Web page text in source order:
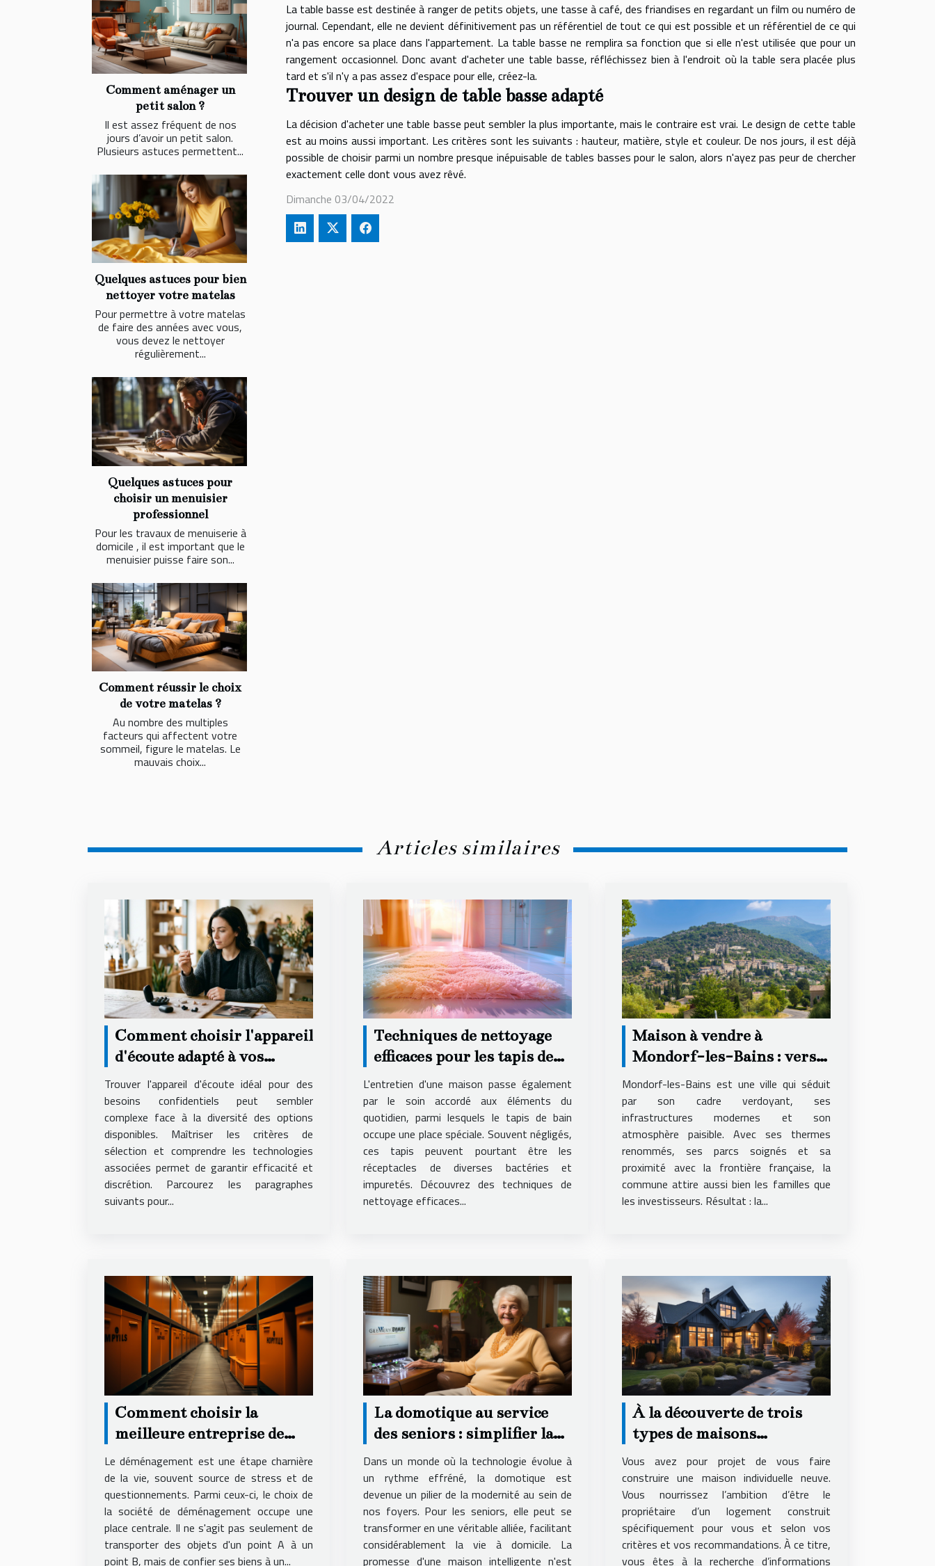
Comment aménager un
petit salon ?
Il est assez fréquent de nos
jours d’avoir un petit salon.
Plusieurs astuces permettent...
Quelques astuces pour bien
nettoyer votre matelas
Pour permettre à votre matelas
de faire des années avec vous,
vous devez le nettoyer
régulièrement...
Quelques astuces pour
choisir un menuisier
professionnel
Pour les travaux de menuiserie à
domicile , il est important que le
menuisier puisse faire son...
Comment réussir le choix
de votre matelas ?
Au nombre des multiples
facteurs qui affectent votre
sommeil, figure le matelas. Le
mauvais choix...
La table basse est destinée à ranger de petits objets, une tasse à café, des friandises en regardant un film ou numéro de
journal. Cependant, elle ne devient définitivement pas un référentiel de tout ce qui est possible et un référentiel de ce qui
n'a pas encore sa place dans l'appartement. La table basse ne remplira sa fonction que si elle n'est utilisée que pour un
rangement occasionnel. Donc avant d'acheter une table basse, réfléchissez bien à l'endroit où la table sera placée plus
tard et s'il n'y a pas assez d'espace pour elle, créez-la.
Trouver un design de table basse adapté
La décision d'acheter une table basse peut sembler la plus importante, mais le contraire est vrai. Le design de cette table
est au moins aussi important. Les critères sont les suivants : hauteur, matière, style et couleur. De nos jours, il est déjà
possible de choisir parmi un nombre presque inépuisable de tables basses pour le salon, alors n'ayez pas peur de chercher
exactement celle dont vous avez rêvé.
Dimanche 03/04/2022
Articles similaires
Comment choisir l'appareil
d'écoute adapté à vos
besoins secrets ?
Trouver l'appareil d'écoute idéal pour des
besoins confidentiels peut sembler
complexe face à la diversité des options
disponibles. Maîtriser les critères de
sélection et comprendre les technologies
associées permet de garantir efficacité et
discrétion. Parcourez les paragraphes
suivants pour...
Techniques de nettoyage
efficaces pour les tapis de
bain
L'entretien d'une maison passe également
par le soin accordé aux éléments du
quotidien, parmi lesquels le tapis de bain
occupe une place spéciale. Souvent négligés,
ces tapis peuvent pourtant être les
réceptacles de diverses bactéries et
impuretés. Découvrez des techniques de
nettoyage efficaces...
Maison à vendre à
Mondorf-les-Bains : vers
quelle agence se tourner ?
Mondorf-les-Bains est une ville qui séduit
par son cadre verdoyant, ses
infrastructures modernes et son
atmosphère paisible. Avec ses thermes
renommés, ses parcs soignés et sa
proximité avec la frontière française, la
commune attire aussi bien les familles que
les investisseurs. Résultat : la...
Comment choisir la
meilleure entreprise de
déménagement pour un
service local fiable et
économique
Le déménagement est une étape charnière
de la vie, souvent source de stress et de
questionnements. Parmi ceux-ci, le choix de
la société de déménagement occupe une
place centrale. Il ne s'agit pas seulement de
transporter des objets d'un point A à un
point B, mais de confier ses biens à un...
La domotique au service
des seniors : simplifier la
vie à domicile
Dans un monde où la technologie évolue à
un rythme effréné, la domotique est
devenue un pilier de la modernité au sein de
nos foyers. Pour les seniors, elle peut se
transformer en une véritable alliée, facilitant
considérablement la vie à domicile. La
promesse d'une maison intelligente n'est
À la découverte de trois
types de maisons
Vous avez pour projet de vous faire
construire une maison individuelle neuve.
Vous nourrissez l’ambition d’être le
propriétaire d’un logement construit
spécifiquement pour vous et selon vos
critères et vos recommandations. À ce titre,
vous êtes à la recherche d’informations